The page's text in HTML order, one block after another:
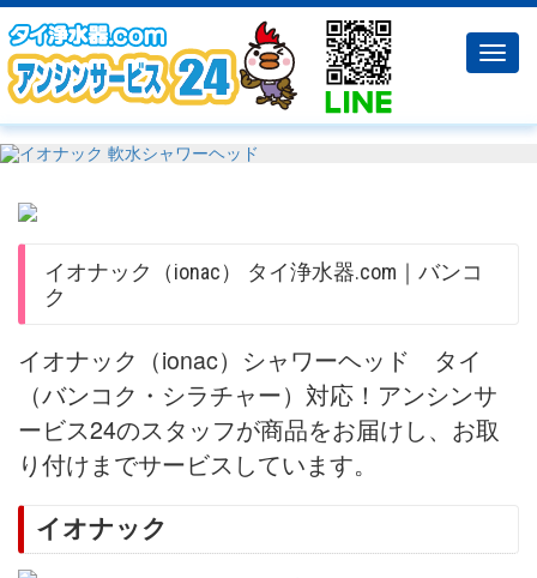
イオナック（ionac） タイ浄水器.com｜バンコ
ク
イオナック（ionac）シャワーヘッド タイ
（バンコク・シラチャー）対応！アンシンサ
ービス24のスタッフが商品をお届けし、お取
り付けまでサービスしています。
イオナック